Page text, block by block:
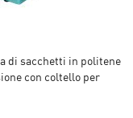
di sacchetti in politene
con coltello per